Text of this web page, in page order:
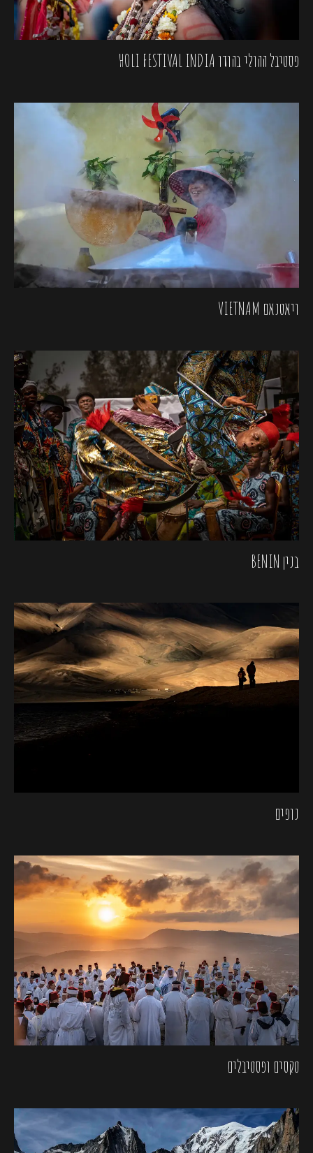
פסטיבל ההולי בהודו HOLI FESTIVAL INDIA
ויאטנאם VIETNAM
בנין BENIN
נופים
טקסים ופסטיבלים